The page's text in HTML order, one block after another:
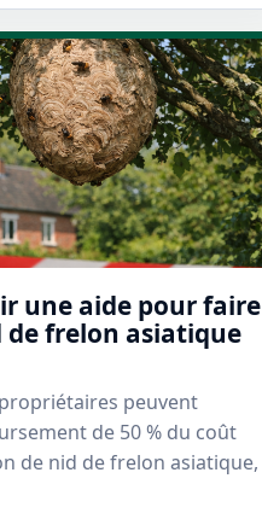
une aide pour faire
frelon asiatique
peuvent
de 50 % du coût
de nid de frelon asiatique,